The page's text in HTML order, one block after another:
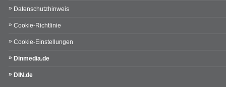
Datenschutzhinweis
Cookie-Richtlinie
Cookie-Einstellungen
Dinmedia.de
DIN.de